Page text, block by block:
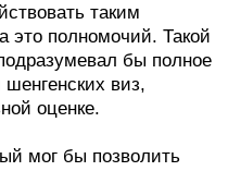
таким
это полномочий. Такой
бы полное
виз,
оценке.
мог бы позволить